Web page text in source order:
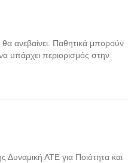
θα ανεβαίνει. Παθητικά μπορούν
υπάρχει περιορισμός στην
ΑΤΕ για Ποιότητα και